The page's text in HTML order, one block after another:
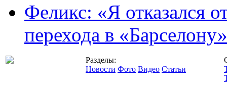
Феликс: «Я отказался
перехода в «Барселону»
Разделы:
Новости Фото Видео Статьи